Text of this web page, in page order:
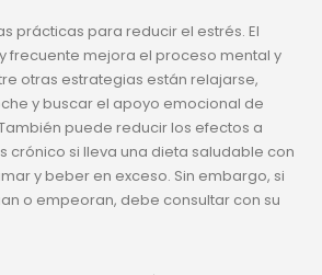
prácticas para reducir el estrés. El
frecuente mejora el proceso mental y
otras estrategias están relajarse,
y buscar el apoyo emocional de
puede reducir los efectos a
crónico si lleva una dieta saludable con
y beber en exceso. Sin embargo, si
o empeoran, debe consultar con su